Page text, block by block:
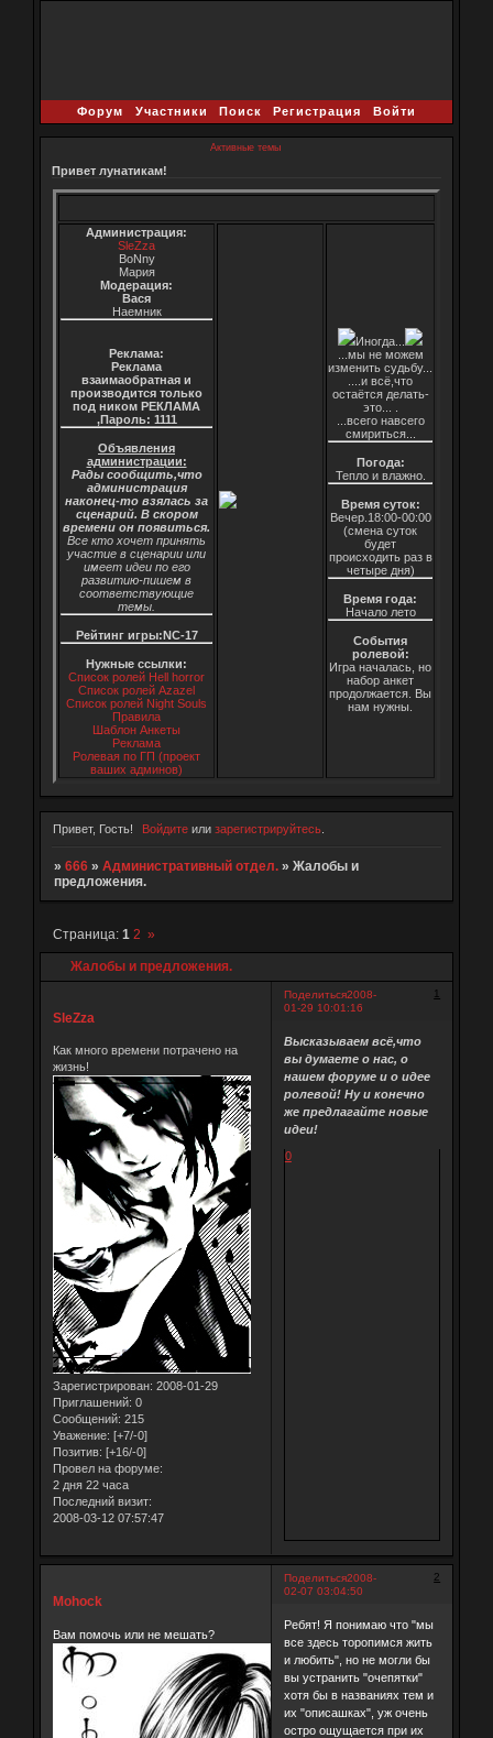
Форум Участники Поиск Регистрация Войти
Активные темы
Привет лунатикам!
Администрация:
SleZza
BoNny
Мария
Модерация:
Вася
Наемник
Реклама:
Реклама
взаимаобратная и
производится только
под ником РЕКЛАМА
,Пароль: 1111
Объявления
администрации:
Рады сообщить,что
администрация
наконец-то взялась за
сценарий. В скором
времени он появиться.
Все кто хочет принять
участие в сценарии или
имеет идеи по его
развитию-пишем в
соответствующие
темы.
Рейтинг игры:NC-17
Нужные ссылки:
Список ролей Hell horror
Список ролей Azazel
Список ролей Night Souls
Правила
Шаблон Анкеты
Реклама
Ролевая по ГП (проект
ваших админов)
Иногда...
...мы не можем
изменить судьбу...
....и всё,что
остаётся делать-
это... .
...всего навсего
смириться...
Погода:
Тепло и влажно.
Время суток:
Вечер.18:00-00:00
(смена суток
будет
происходить раз в
четыре дня)
Время года:
Начало лето
События
ролевой:
Игра началась, но
набор анкет
продолжается. Вы
нам нужны.
Привет, Гость! Войдите илизарегистрируйтесь
» 666 » Административный отдел. » Жалобы и
предложения.
Жалобы и предложения.
Страница: 1 2 »
Поделиться 1
2008-
01-29 10:01:16
SleZza
Как много времени потрачено на
жизнь!
Зарегистрирован: 2008-01-29
Приглашений: 0
Сообщений: 215
Уважение: [+7/-0]
Позитив: [+16/-0]
Провел на форуме:
2 дня 22 часа
Последний визит:
2008-03-12 07:57:47
Высказываем всё,что
вы думаете о нас, о
нашем форуме и о идее
ролевой! Ну и конечно
же предлагайте новые
идеи!
0
Поделиться 2
2008-
02-07 03:04:50
Mohock
Вам помочь или не мешать?
Ребят! Я понимаю что "мы
все здесь торопимся жить
и любить", но не могли бы
вы устранить "очепятки"
хотя бы в названиях тем и
их "описашках", уж очень
остро ощущается при их